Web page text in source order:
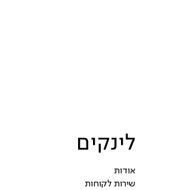
לינקים
אודות
שירות לקוחות